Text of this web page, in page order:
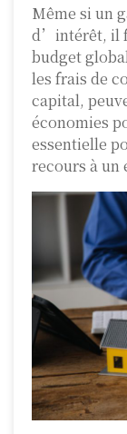
Même si un
d’intérêt, il
budget
les frais de
capital,
économies
essentielle
recours à un